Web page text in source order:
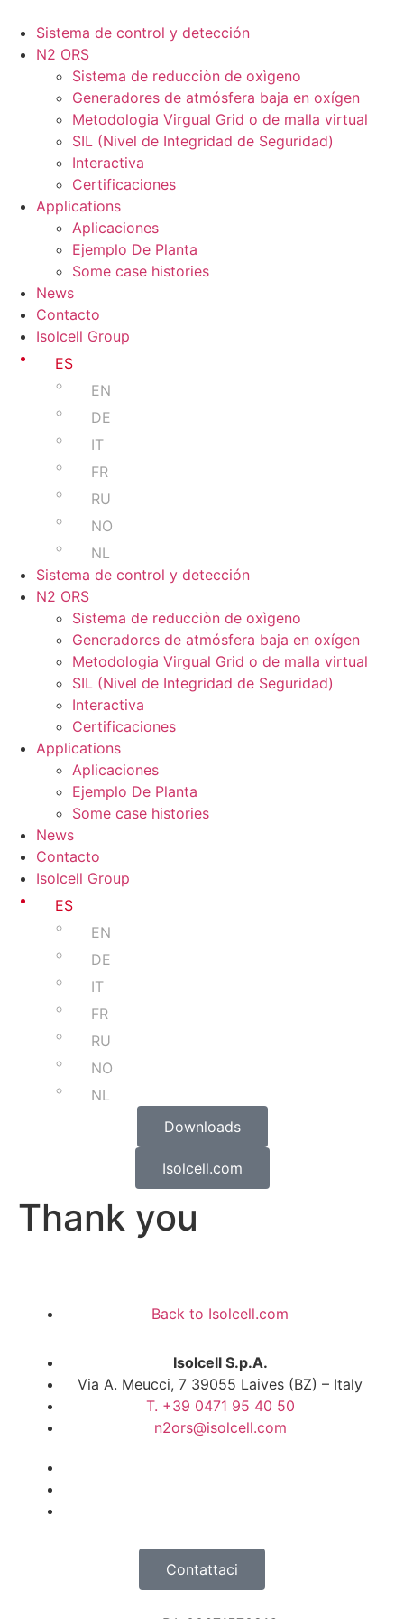
Sistema de control y detección
N2 ORS
Sistema de reducciòn de oxìgeno
Generadores de atmósfera baja en oxígen
Metodologia Virgual Grid o de malla virtual
SIL (Nivel de Integridad de Seguridad)
Interactiva
Certificaciones
Applications
Aplicaciones
Ejemplo De Planta
Some case histories
News
Contacto
Isolcell Group
ES
EN
DE
IT
FR
RU
NO
NL
Sistema de control y detección
N2 ORS
Sistema de reducciòn de oxìgeno
Generadores de atmósfera baja en oxígen
Metodologia Virgual Grid o de malla virtual
SIL (Nivel de Integridad de Seguridad)
Interactiva
Certificaciones
Applications
Aplicaciones
Ejemplo De Planta
Some case histories
News
Contacto
Isolcell Group
ES
EN
DE
IT
FR
RU
NO
NL
Downloads
Isolcell.com
Thank you
Back to Isolcell.com
Isolcell S.p.A.
Via A. Meucci, 7 39055 Laives (BZ) – Italy
T. +39 0471 95 40 50
n2ors@isolcell.com
Contattaci